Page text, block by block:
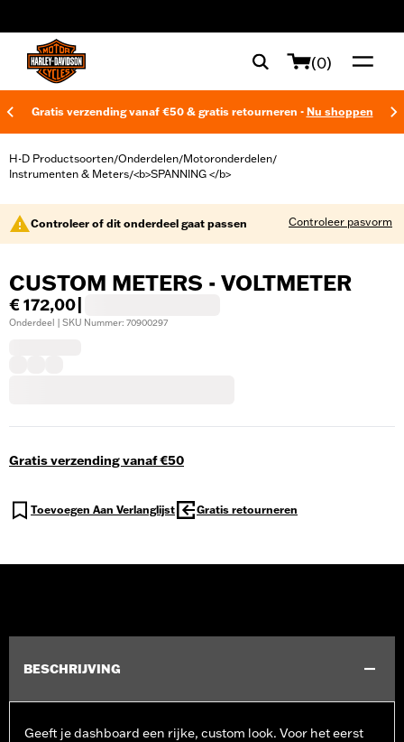
(0)
Gratis verzending vanaf €50 & gratis retourneren - Nu shoppen
H-D Productsoorten/Onderdelen/Motoronderdelen/
Instrumenten & Meters/<b>SPANNING </b>
Controleer of dit onderdeel gaat passen Controleer pasvorm
CUSTOM METERS - VOLTMETER
€ 172,00
Onderdeel | SKU Nummer: 70900297
Gratis verzending vanaf €50
Toevoegen Aan Verlanglijst Gratis retourneren
BESCHRIJVING
Geeft je dashboard een rijke, custom look. Voor het eerst